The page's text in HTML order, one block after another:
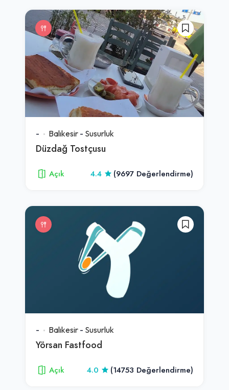
- Balıkesir - Susurluk
Düzdağ Tostçusu
Açık 4.4 (9697 Değerlendirme)
- Balıkesir - Susurluk
Yörsan Fastfood
Açık 4.0 (14753 Değerlendirme)